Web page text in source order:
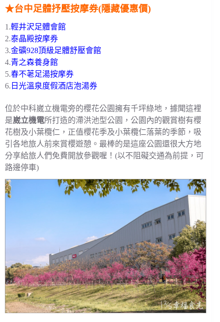
★台中足體抒壓按摩券(隱藏優惠價)
1.輕井沢足體會館
2.泰晶殿按摩券
3.金礦928頂級足體舒壓會館
4.青之森養身館
5.春不荖足湯按摩券
6. 日光溫泉度假酒店泡湯券
位於中科崴立機電旁的櫻花公園擁有千坪綠地，據聞這裡
是崴立機電所打造的滯洪池型公園，公園內的觀賞樹有櫻
花樹及小葉欖仁，正值櫻花季及小葉欖仁落葉的季節，吸
引各地旅人前來賞櫻遊憩。最棒的是這座公園還很大方地
分享給旅人們免費開放參觀喔！(以不阻礙交通為前提，可
路邊停車)